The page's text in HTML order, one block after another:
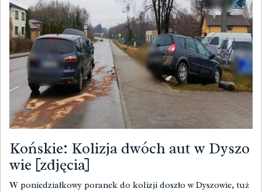
Końskie: Kolizja dwóch aut w Dyszo
wie [zdjęcia]
W poniedziałkowy poranek do kolizji doszło w Dyszowie, tuż